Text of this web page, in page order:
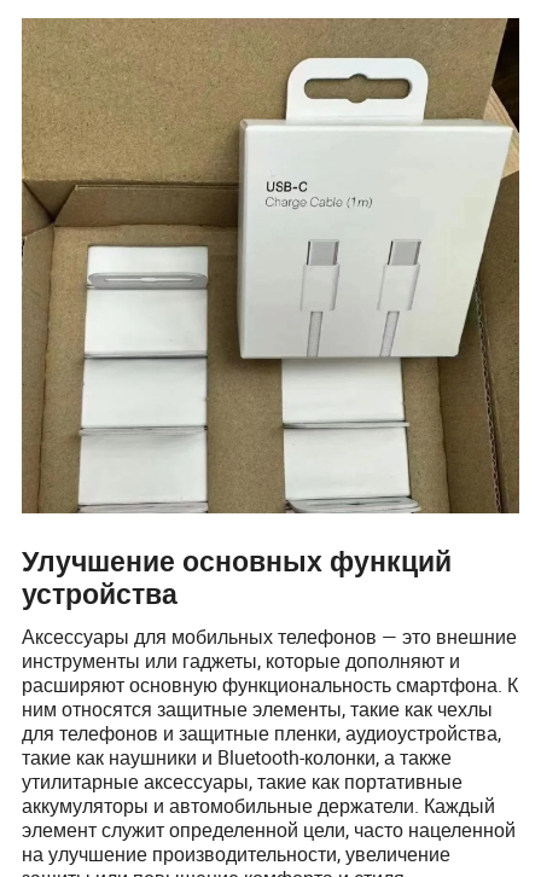
Улучшение основных функций
устройства
Аксессуары для мобильных телефонов — это внешние
инструменты или гаджеты, которые дополняют и
расширяют основную функциональность смартфона. К
ним относятся защитные элементы, такие как чехлы
для телефонов и защитные пленки, аудиоустройства,
такие как наушники и Bluetooth-колонки, а также
утилитарные аксессуары, такие как портативные
аккумуляторы и автомобильные держатели. Каждый
элемент служит определенной цели, часто нацеленной
на улучшение производительности, увеличение